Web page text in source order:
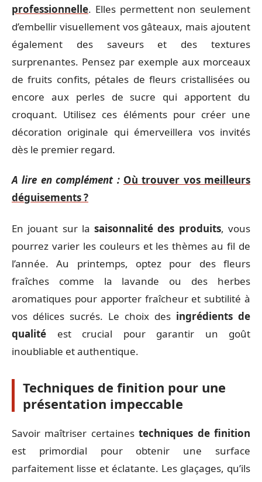
professionnelle. Elles permettent non seulement
d’embellir visuellement vos gâteaux, mais ajoutent
également des saveurs et des textures
surprenantes. Pensez par exemple aux morceaux
de fruits confits, pétales de fleurs cristallisées ou
encore aux perles de sucre qui apportent du
croquant. Utilisez ces éléments pour créer une
décoration originale qui émerveillera vos invités
dès le premier regard.
A lire en complément : Où trouver vos meilleurs
déguisements ?
En jouant sur lasaisonnalité des produits, vous
pourrez varier les couleurs et les thèmes au fil de
l’année. Au printemps, optez pour des fleurs
fraîches comme la lavande ou des herbes
aromatiques pour apporter fraîcheur et subtilité à
vos délices sucrés. Le choix des ingrédients de
qualité est crucial pour garantir un goût
inoubliable et authentique.
Techniques de finition pour une
présentation impeccable
Savoir maîtriser certainestechniques de finition
est primordial pour obtenir une surface
parfaitement lisse et éclatante. Les glaçages, qu’ils